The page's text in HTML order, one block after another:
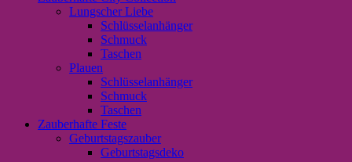
Lungscher Liebe
Schlüsselanhänger
Schmuck
Taschen
Plauen
Schlüsselanhänger
Schmuck
Taschen
Zauberhafte Feste
Geburtstagszauber
Geburtstagsdeko